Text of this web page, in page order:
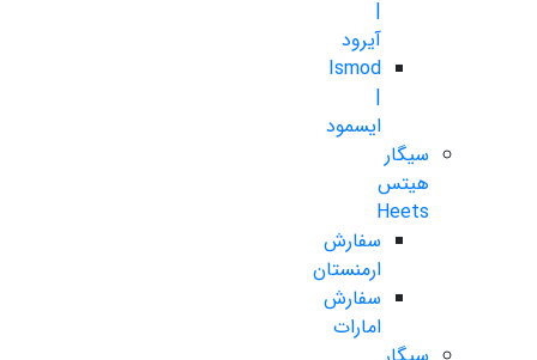
|
آیرود
Ismod
|
ایسمود
سیگار
هیتس
Heets
سفارش
ارمنستان
سفارش
امارات